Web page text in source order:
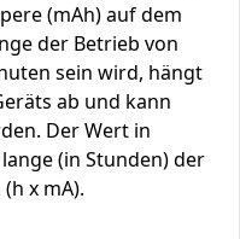
(mAh) auf dem
der Betrieb von
sein wird, hängt
ab und kann
Der Wert in
(in Stunden) der
x mA).